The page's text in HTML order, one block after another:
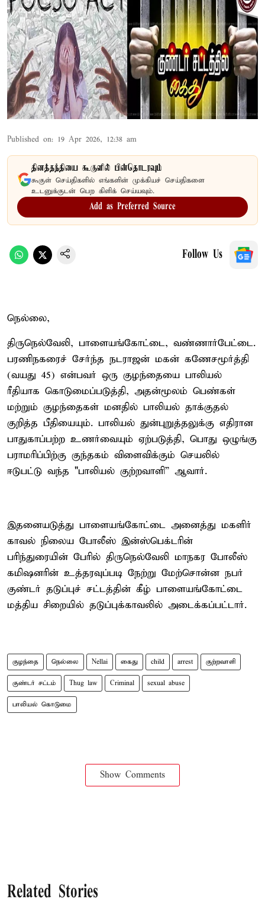
Published on: 19 Apr 2026, 12:38 am
தினத்தந்தியை கூகுளில் பின்தொடரவும்
கூகுள் செய்திகளில் எங்களின் முக்கியச் செய்திகளை
உடனுக்குடன் பெற கிளிக் செய்யவும்.
Add as Preferred Source
Follow Us
நெல்லை,
திருநெல்வேலி, பாளையங்கோட்டை, வண்ணார்பேட்டை.
பரணிநகரைச் சேர்ந்த நடராஜன் மகன் கணேசமூர்த்தி
(வயது 45) என்பவர் ஒரு குழந்தையை பாலியல்
ரீதியாக கொடுமைப்படுத்தி, அதன்மூலம் பெண்கள்
மற்றும் குழந்தைகள் மனதில் பாலியல் தாக்குதல்
குறித்த பீதியையும். பாலியல் துன்புறுத்தலுக்கு எதிரான
பாதுகாப்பற்ற உணர்வையும் ஏற்படுத்தி, பொது ஒழுங்கு
பராமரிப்பிற்கு குந்தகம் விளைவிக்கும் செயலில்
ஈடுபட்டு வந்த "பாலியல் குற்றவாளி” ஆவார்.
இதனையடுத்து பாளையங்கோட்டை அனைத்து மகளிர்
காவல் நிலைய போலீஸ் இன்ஸ்பெக்டரின்
பரிந்துரையின் பேரில் திருநெல்வேலி மாநகர போலீஸ்
கமிஷனரின் உத்தரவுப்படி நேற்று மேற்சொன்ன நபர்
குண்டர் தடுப்புச் சட்டத்தின் கீழ் பாளையங்கோட்டை
மத்திய சிறையில் தடுப்புக்காவலில் அடைக்கப்பட்டார்.
குழந்தை நெல்லை Nellai கைது child arrest குற்றவாளி
குண்டர் சட்டம் Thug law Criminal sexual abuse
பாலியல் கொடுமை
Show Comments
Related Stories